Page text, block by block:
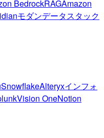
BedrockRAGAmazon
モダンデータスタック
SnowflakeAlteryxインフォ
Vision OneNotion